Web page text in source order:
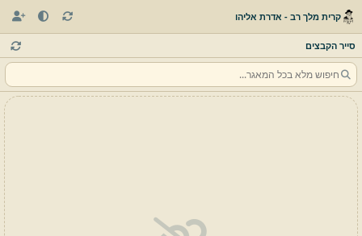
קרית מלך רב - אדרת אליהו
סייר הקבצים